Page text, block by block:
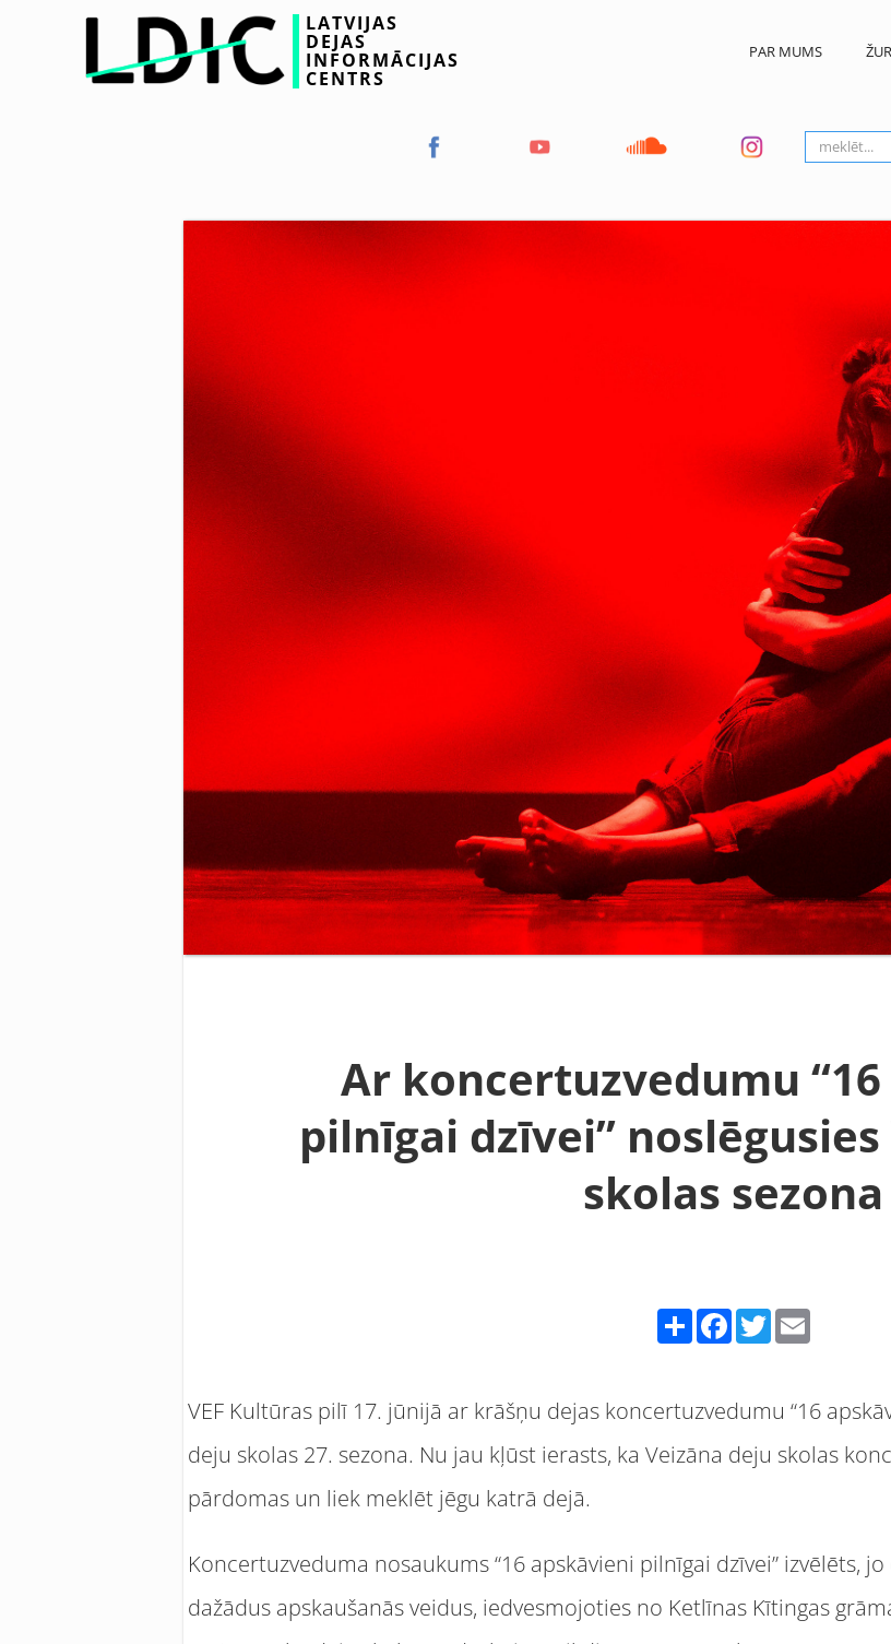
LATVIJAS
DEJAS
INFORMĀCIJAS
CENTRS
PAR MUMS
Ar koncertuzvedumu
pilnīgai dzīvei”
skolas sezona
Share FacebookTwitter
VEF Kultūras pilī 17. jūnijā ar krāšņu dejas koncertuzvedumu “16
deju skolas 27. sezona. Nu jau kļūst ierasts, ka Veizāna deju skolas
pārdomas un liek meklēt jēgu katrā dejā.
Koncertuzveduma nosaukums “16 apskāvieni pilnīgai dzīvei” izvēlēts,
dažādus apskaušanās veidus, iedvesmojoties no Ketlīnas Kītingas